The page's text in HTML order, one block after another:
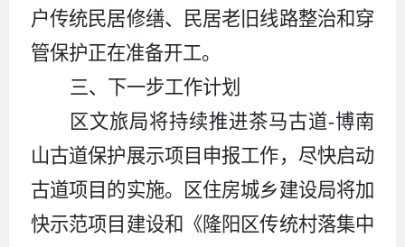
户传统民居修缮、民居老旧线路整治和穿
管保护正在准备开工。
三、下一步工作计划
区文旅局将持续推进茶马古道-博南
山古道保护展示项目申报工作，尽快启动
古道项目的实施。区住房城乡建设局将加
快示范项目建设和《隆阳区传统村落集中